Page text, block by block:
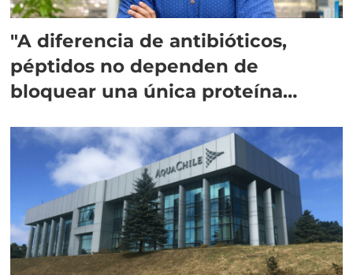
"A diferencia de antibióticos,
péptidos no dependen de
bloquear una única proteína